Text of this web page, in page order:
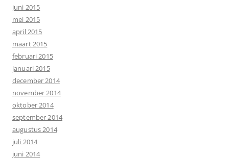
juni 2015
mei 2015
april 2015
maart 2015
februari 2015
januari 2015
december 2014
november 2014
oktober 2014
september 2014
augustus 2014
juli 2014
juni 2014